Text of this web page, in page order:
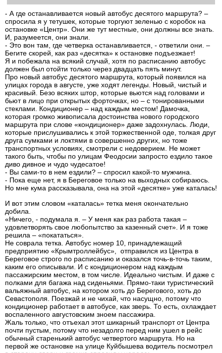
- А где останавливается новый автобус десятого маршрута? –
спросила я у тетушек, которые торгуют зеленью с коробок на
остановке «Центр». Они же тут местные, они должны все знать.
И, разумеется, они знали.
- Это вон там, где четверка останавливается, - ответили они. –
Бегите скорей, как раз «десятка» к остановке подъезжает!
Я и побежала на всякий случай, хотя по расписанию автобус
должен был отойти только через двадцать пять минут.
Про новый автобус десятого маршрута, который появился на
улицах города в августе, уже ходят легенды. Новый, чистый и
красивый. Безо всяких штор, которые вьются над головами и
бьют в лицо при открытых форточках, но – с тонированными
стеклами. Кондиционер – над каждым местом! Дамочка,
которая громко живописала достоинства нового городского
маршрута при слове «кондиционер» даже задохнулась. Люди,
которые прислушивались к этой торжественной оде, толкая друг
друга сумками и локтями в совершенно других, но тоже
транспортных условиях, смотрели с недоверием. Не может
такого быть, чтобы по улицам Феодосии запросто ездило такое
диво дивное и чудо чудесатое!
- Вы сами-то в нем ездили? – спросил какой-то мужчина.
- Пока еще нет, я в Береговое только на выходных собираюсь.
Но мне кума рассказывала, она на этой «десятке» уже каталась!
И вот этим словом «каталась» тетка меня окончательно
добила.
«Ничего, - подумала я. – У меня как раз работа такая –
удовлетворять свое любопытство за казенный счет». И я тоже
решила – «покататься».
Не соврала тетка. Автобус номер 10, принадлежащий
предприятию «Крымтроллейбус», отправился из Центра в
Береговое строго по расписанию и оказался точь-в-точь таким,
каким его описывали. И с кондиционером над каждым
пассажирским местом, в том числе. Идеально чистым. И даже с
полками для багажа над сиденьями. Прямо-таки туристический
вальяжный автобус, на котором хоть до Берегового, хоть до
Севастополя. Поезжай и не чихай, что насущно, потому что
кондиционер работает в автобусе, как зверь. То есть, охлаждает
воспаленного августовским зноем пассажира.
Жаль только, что отъехал этот шикарный транспорт от Центра
почти пустым, потому что незадолго перед ним ушел в рейс
обычный старенький автобус четвертого маршрута. Но на
первой же остановке на улице Куйбышева водитель посмотрел